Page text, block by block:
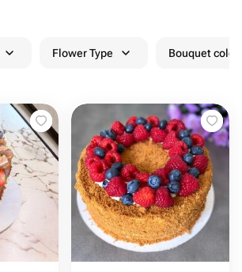
Flower Type Bouquet